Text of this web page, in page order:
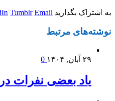
به اشتراک بگذارید Tumblr Email
نوشته‌های مرتبط
۲۹ آبان, ۱۴۰۴
یاد بعضی نفرات